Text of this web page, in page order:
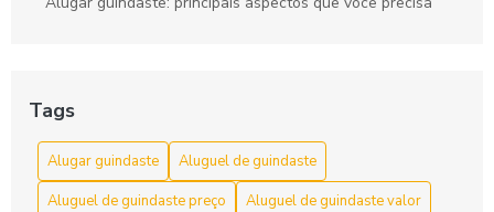
Aluguel caminhão cesto aéreo: elevação com segurança e
alcance
Aluguel de Caminhão Cesto Aéreo para Serviços Eficientes
Tags
Alugar guindaste
Aluguel de guindaste
Aluguel de guindaste preço
Aluguel de guindaste valor